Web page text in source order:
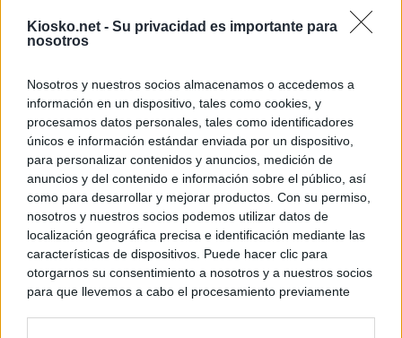
Kiosko.net - Su privacidad es importante para
nosotros
Nosotros y nuestros socios almacenamos o accedemos a
información en un dispositivo, tales como cookies, y
procesamos datos personales, tales como identificadores
únicos e información estándar enviada por un dispositivo,
para personalizar contenidos y anuncios, medición de
anuncios y del contenido e información sobre el público, así
como para desarrollar y mejorar productos. Con su permiso,
nosotros y nuestros socios podemos utilizar datos de
localización geográfica precisa e identificación mediante las
características de dispositivos. Puede hacer clic para
otorgarnos su consentimiento a nosotros y a nuestros socios
para que llevemos a cabo el procesamiento previamente
Qué hay detrás
España por la
personas se
algo"
© Kiosko.net Aviso Legal Privacidad y Cookies